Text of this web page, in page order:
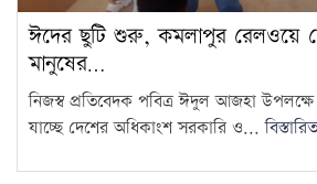
ঈদের ছুটি শুরু, কমলাপুর রেলওয়ে
মানুষের…
নিজস্ব প্রতিবেদক পবিত্র ঈদুল আজহা
যাচ্ছে দেশের অধিকাংশ সরকারি ও...বিস্তারিত